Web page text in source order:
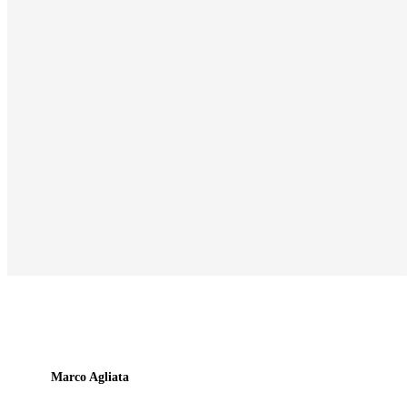
Marco Agliata